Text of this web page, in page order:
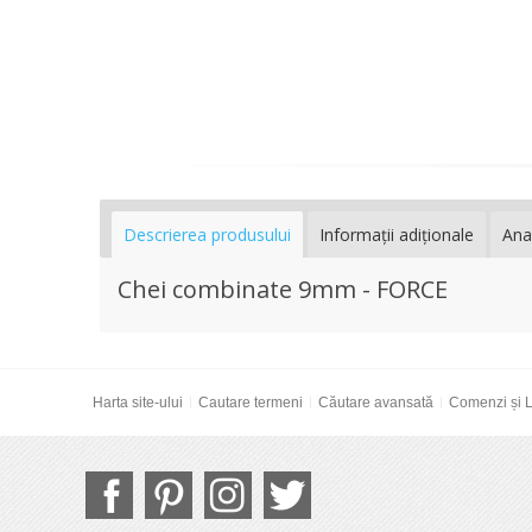
Descrierea produsului Informaţii adiţionale
Chei combinate 9mm - FORCE
Harta site-ului Cautare termeni Căutare avansată Comenzi și